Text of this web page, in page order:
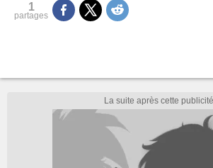
1
partages